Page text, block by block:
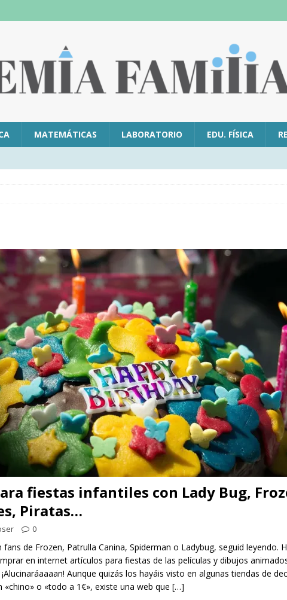
MATEMÁTICAS LABORATORIO EDU. FÍSICA
fiestas infantiles con Lady Bug,
Piratas…
0
de Frozen, Patrulla Canina, Spiderman o Ladybug, seguid leyendo.
en internet artículos para fiestas de las películas y dibujos
Aunque quizás los hayáis visto en algunas tiendas de
«chino» o «todo a 1€», existe una web que […]